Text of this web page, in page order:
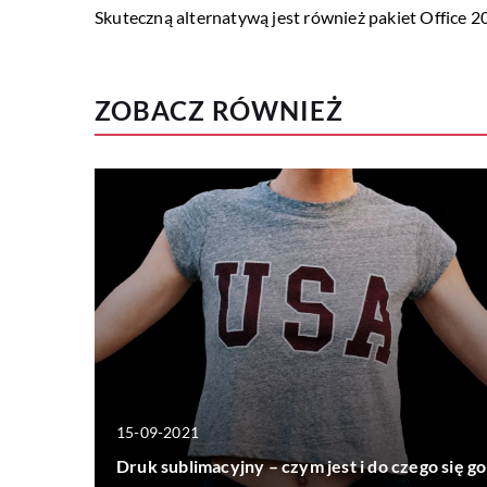
Skuteczną alternatywą jest również pakiet Office
ZOBACZ RÓWNIEŻ
15-09-2021
Druk sublimacyjny – czym jest i do czego się go